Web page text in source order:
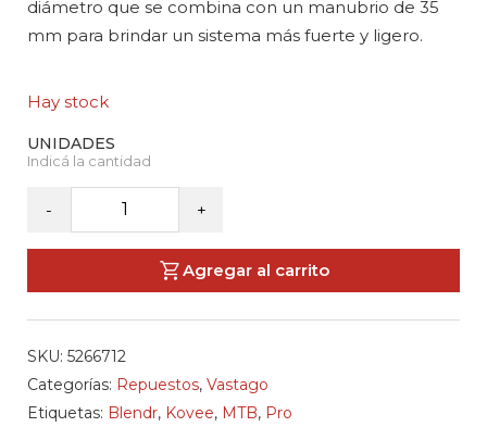
diámetro que se combina con un manubrio de 35
mm para brindar un sistema más fuerte y ligero.
Hay stock
-
BONTRAGER
-
Vastago
Blendr
Kovee
+
Agregar al carrito
SKU: 5266712
Categorías: Repuestos, Vastago
Etiquetas: Blendr, Kovee, MTB, Pro